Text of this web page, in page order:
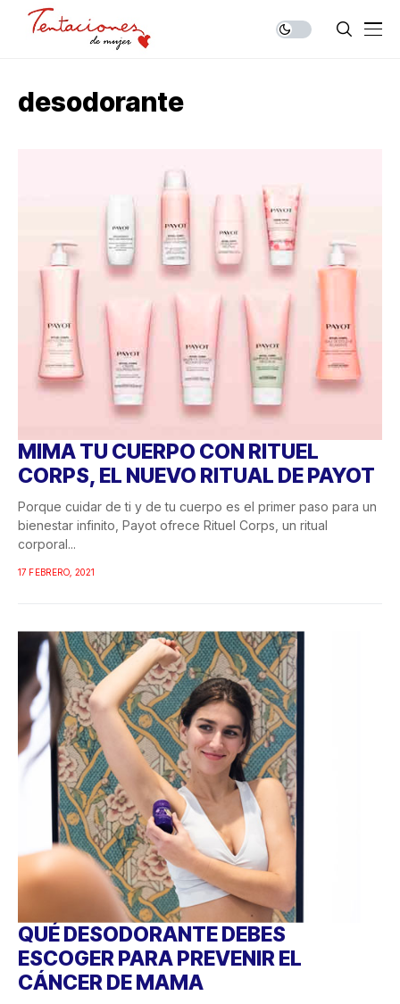
desodorante
MIMA TU CUERPO CON RITUEL
CORPS, EL NUEVO RITUAL DE PAYOT
Porque cuidar de ti y de tu cuerpo es el primer paso para un
bienestar infinito, Payot ofrece Rituel Corps, un ritual
corporal...
17 FEBRERO, 2021
QUÉ DESODORANTE DEBES
ESCOGER PARA PREVENIR EL
CÁNCER DE MAMA